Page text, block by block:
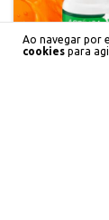
Ao navegar por
cookies para